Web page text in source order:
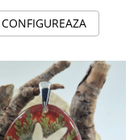
CONFIGUREAZA